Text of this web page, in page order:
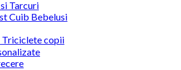
Tarcuri
Cuib Bebelusi
Triciclete copii